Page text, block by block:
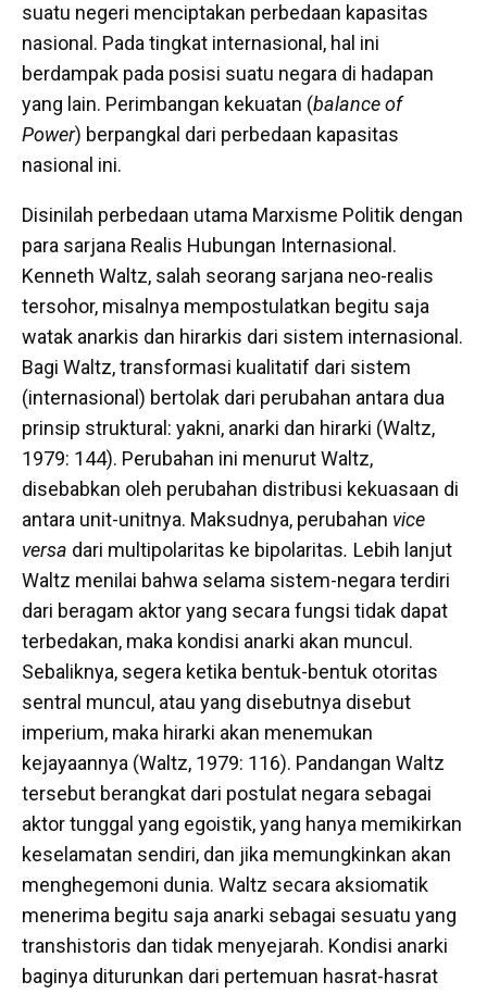
suatu negeri menciptakan perbedaan kapasitas
nasional. Pada tingkat internasional, hal ini
berdampak pada posisi suatu negara di hadapan
yang lain. Perimbangan kekuatan (balance of
Power) berpangkal dari perbedaan kapasitas
nasional ini.
Disinilah perbedaan utama Marxisme Politik dengan
para sarjana Realis Hubungan Internasional.
Kenneth Waltz, salah seorang sarjana neo-realis
tersohor, misalnya mempostulatkan begitu saja
watak anarkis dan hirarkis dari sistem internasional.
Bagi Waltz, transformasi kualitatif dari sistem
(internasional) bertolak dari perubahan antara dua
prinsip struktural: yakni, anarki dan hirarki (Waltz,
1979: 144). Perubahan ini menurut Waltz,
disebabkan oleh perubahan distribusi kekuasaan di
antara unit-unitnya. Maksudnya, perubahan vice
versa dari multipolaritas ke bipolaritas. Lebih lanjut
Waltz menilai bahwa selama sistem-negara terdiri
dari beragam aktor yang secara fungsi tidak dapat
terbedakan, maka kondisi anarki akan muncul.
Sebaliknya, segera ketika bentuk-bentuk otoritas
sentral muncul, atau yang disebutnya disebut
imperium, maka hirarki akan menemukan
kejayaannya (Waltz, 1979: 116). Pandangan Waltz
tersebut berangkat dari postulat negara sebagai
aktor tunggal yang egoistik, yang hanya memikirkan
keselamatan sendiri, dan jika memungkinkan akan
menghegemoni dunia. Waltz secara aksiomatik
menerima begitu saja anarki sebagai sesuatu yang
transhistoris dan tidak menyejarah. Kondisi anarki
baginya diturunkan dari pertemuan hasrat-hasrat